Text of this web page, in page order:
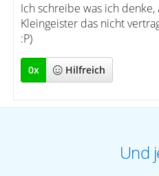
Ich schreibe was ich
Kleingeister das nicht
:P)
0x Hilfreich
Und